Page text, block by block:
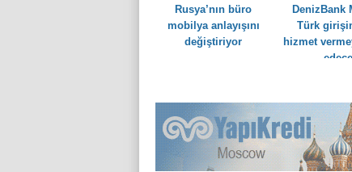
Rusya’nın büro
mobilya anlayışını
değiştiriyor
DenizBank
Türk
hizmet